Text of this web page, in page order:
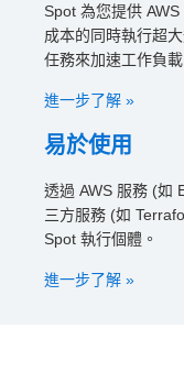
Spot 為您提供
成本的同時執行超
任務來加速工作負載
進一步了解 »
易於使用
透過 AWS 服務 (如
三方服務 (如
Spot 執行個體。
進一步了解 »